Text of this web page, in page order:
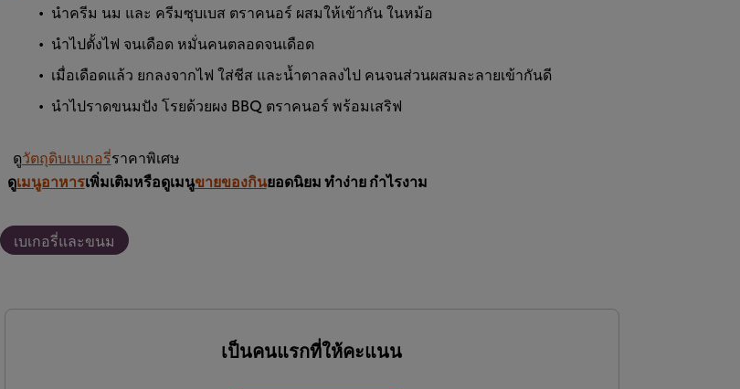
นำครีม นม และ ครีมซุบเบส ตราคนอร์ ผสมให้เข้ากัน ในหม้อ
นำไปตั้งไฟ จนเดือด หมั่นคนตลอดจนเดือด
เมื่อเดือดแล้ว ยกลงจากไฟ ใส่ชีส และน้ำตาลลงไป คนจนส่วนผสมละลายเข้ากันดี
นำไปราดขนมปัง โรยด้วยผง BBQ ตราคนอร์ พร้อมเสริฟ
ดูวัตถุดิบเบเกอรี่ราคาพิเศษ
ดูเมนูอาหารเพิ่มเติมหรือดูเมนูขายของกินยอดนิยม ทำง่าย กำไรงาม
เบเกอรี่และขนม
เป็นคนแรกที่ให้คะแนน